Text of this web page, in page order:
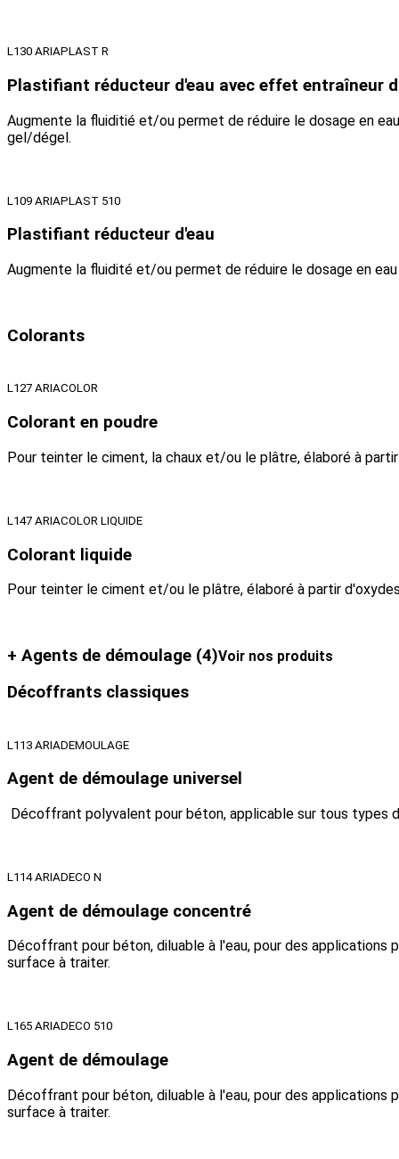
L130 ARIAPLAST R
Plastifiant réducteur d'eau avec effet entraîneur
Augmente la fluiditié et/ou permet de réduire le dosage en
gel/dégel.
L109 ARIAPLAST 510
Plastifiant réducteur d'eau
Augmente la fluidité et/ou permet de réduire le dosage en
Colorants
L127 ARIACOLOR
Colorant en poudre
Pour teinter le ciment, la chaux et/ou le plâtre, élaboré à
L147 ARIACOLOR LIQUIDE
Colorant liquide
Pour teinter le ciment et/ou le plâtre, élaboré à partir
+ Agents de démoulage (4)Voir nos produits
Décoffrants classiques
L113 ARIADEMOULAGE
Agent de démoulage universel
Décoffrant polyvalent pour béton, applicable sur tous types
L114 ARIADECO N
Agent de démoulage concentré
Décoffrant pour béton, diluable à l'eau, pour des
surface à traiter.
L165 ARIADECO 510
Agent de démoulage
Décoffrant pour béton, diluable à l'eau, pour des
surface à traiter.